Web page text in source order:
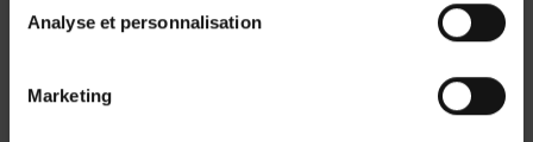
Analyse et personnalisation
Marketing
L'indice Rw : l'indicateur clé pour mesurer
l'isolation phonique d'une fenêtre